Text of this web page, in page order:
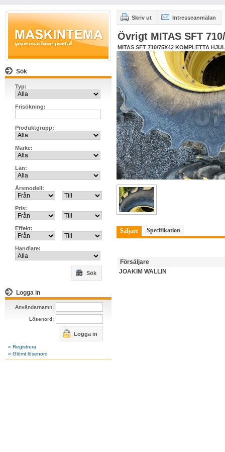
Sök
Typ:
Frisökning:
Produktgrupp:
Märke:
Län:
Årsmodell:
Pris:
Effekt:
Handlare:
Sök
Logga in
Användarnamn:
Lösenord:
Logga in
» Registrera
» Glömt lösenord
Skriv ut Intresseanmälan
Övrigt MITAS SFT
MITAS SFT 710/75X42 KOMPLETTA HJUL
Säljare Specifikation
Försäljare
JOAKIM WALLIN